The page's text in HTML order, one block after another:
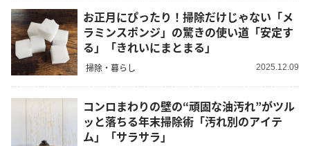
お正月にぴったり！掃除だけじゃない「メ
ラミンスポンジ」の驚きの使い道「安定す
る」「きれいにまとまる」
掃除・暮らし 2025.12.09
コンロまわりの壁の“頑固な油汚れ”がツル
ッと落ちる年末掃除術「汚れ別のアイテ
ム」「サラサラ」